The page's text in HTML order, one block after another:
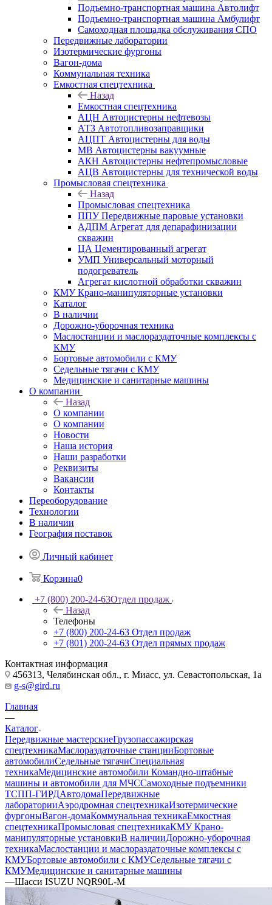
Подъемно-транспортная машина Автолифт
Подъемно-транспортная машина Амбулифт
Самоходная площадка обслуживания СПО
Передвижные лаборатории
Изотермические фургоны
Вагон-дома
Коммунальная техника
Емкостная спецтехника
Назад
Емкостная спецтехника
АЦН Автоцистерны нефтевозы
АТЗ Автотопливозаправщики
АЦПТ Автоцистерны для воды
МВ Автоцистерны вакуумные
АКН Автоцистерны нефтепромысловые
АЦВ Автоцистерны для технической воды
Промысловая спецтехника
Назад
Промысловая спецтехника
ППУ Передвижные паровые установки
АДПМ Агрегат для депарафинизации
скважин
ЦА Цементированный агрегат
УМП Универсальный моторный
подогреватель
Агрегат кислотной обработки скважин
КМУ Крано-манипуляторные установки
Каталог
В наличии
Дорожно-уборочная техника
Маслостанции и маслораздаточные комплексы с
КМУ
Бортовые автомобили с КМУ
Седельные тягачи с КМУ
Медицинские и санитарные машины
О компании
Назад
О компании
О компании
Новости
Наша история
Наши разработки
Реквизиты
Вакансии
Контакты
Переоборудование
Технологии
В наличии
География поставок
Личный кабинет
Корзина0
+7 (800) 200-24-63Отдел продаж
Назад
Телефоны
+7 (800) 200-24-63 Отдел продаж
+7 (801) 200-24-63 Отдел прямых продаж
Контактная информация
456313, Челябинская обл., г. Миасс, ул. Севастопольская, 1а
g-s@gird.ru
Главная
—
Каталог
Передвижные мастерскиеГрузопассажирская
спецтехникаМаслораздаточные станцииБортовые
автомобилиСедельные тягачиСпециальная
техникаМедицинские автомобили Командно-штабные
машины и автомобили для МЧССамоходные подъемники
ТСПП-ГИРДАвтодомаПередвижные
лабораторииАэродромная спецтехникаИзотермические
фургоныВагон-домаКоммунальная техникаЕмкостная
спецтехникаПромысловая спецтехникаКМУ Крано-
манипуляторные установкиВ наличииДорожно-уборочная
техникаМаслостанции и маслораздаточные комплексы с
КМУБортовые автомобили с КМУСедельные тягачи с
КМУМедицинские и санитарные машины
—Шасси ISUZU NQR90L-M